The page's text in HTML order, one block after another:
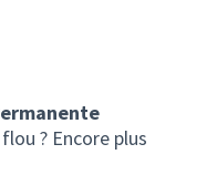
? Encore plus